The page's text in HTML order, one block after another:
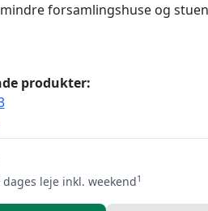
forsamlingshuse og stuen
produkter:
leje inkl. weekend1